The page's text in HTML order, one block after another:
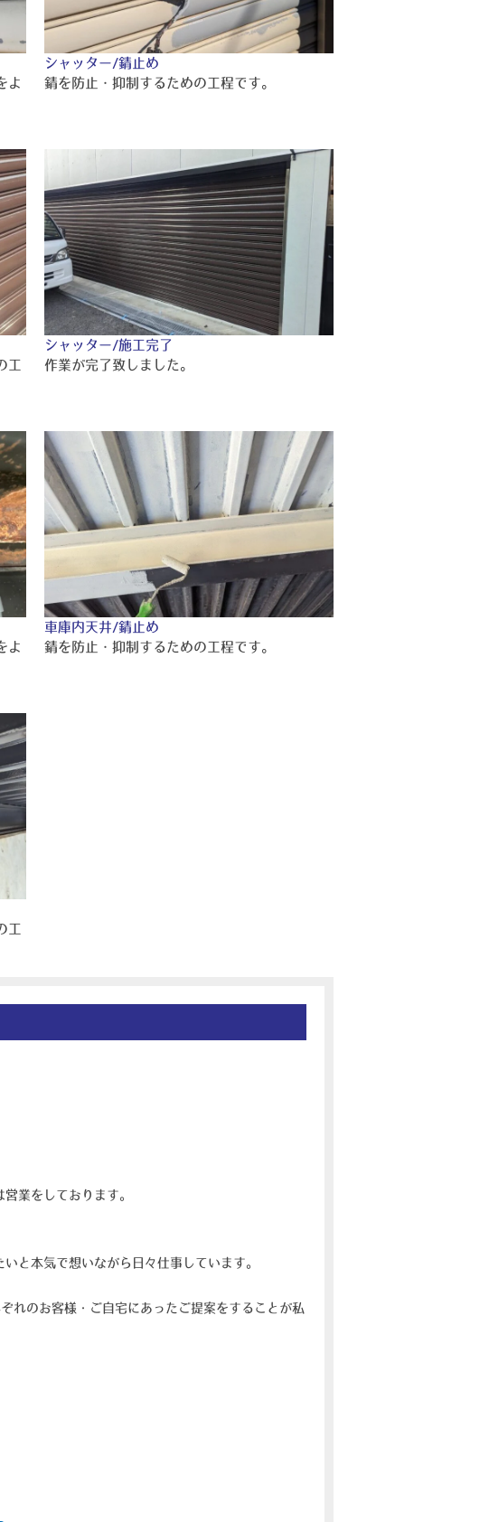
よ
シャッター/錆止め
錆を防止・抑制するための工程です。
工
シャッター/施工完了
作業が完了致しました。
よ
車庫内天井/錆止め
錆を防止・抑制するための工程です。
工
業をしております。
と本気で想いながら日々仕事しています。
のお客様・ご自宅にあったご提案をすることが私